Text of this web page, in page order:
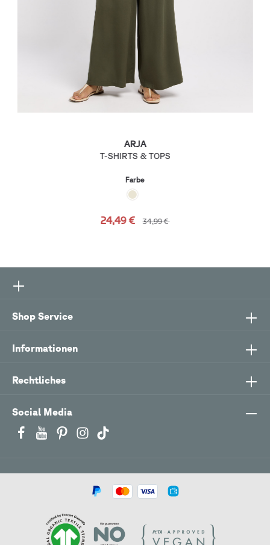
ARJA
T-SHIRTS & TOPS
Farbe
24,49 € 34,99 €
Social Media
Shop Service
Informationen
Rechtliches